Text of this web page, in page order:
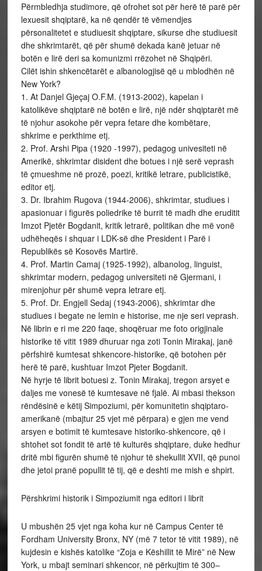
Përmbledhja studimore, që ofrohet sot për herë të parë për
lexuesit shqiptarë, ka në qendër të vëmendjes
përsonalitetet e studiuesit shqiptare, sikurse dhe studiuesit
dhe shkrimtarët, që për shumë dekada kanë jetuar në
botën e lirë deri sa komunizmi rrëzohet në Shqipëri.
Cilët ishin shkencëtarët e albanologjisë që u mblodhën në
New York?
1. At Danjel Gjeçaj O.F.M. (1913-2002), kapelan i
katolikëve shqiptarë në botën e lirë, një ndër shqiptarët më
të njohur asokohe për vepra fetare dhe kombëtare,
shkrime e perkthime etj.
2. Prof. Arshi Pipa (1920 -1997), pedagog univesiteti në
Amerikë, shkrimtar disident dhe botues i një serë veprash
të çmueshme në prozë, poezi, kritikë letrare, publicistikë,
editor etj.
3. Dr. Ibrahim Rugova (1944-2006), shkrimtar, studiues i
apasionuar i figurës poliedrike të burrit të madh dhe eruditit
Imzot Pjetër Bogdanit, kritik letrarë, politikan dhe më vonë
udhëheqës i shquar i LDK-së dhe President i Parë i
Republikës së Kosovës Martirë.
4. Prof. Martin Camaj (1925-1992), albanolog, linguist,
shkrimtar modern, pedagog universiteti në Gjermani, i
mirenjohur për shumë vepra letrare etj.
5. Prof. Dr. Engjell Sedaj (1943-2006), shkrimtar dhe
studiues i begate ne lemin e historise, me nje seri veprash.
Në librin e ri me 220 faqe, shoqëruar me foto origjinale
historike të vitit 1989 dhuruar nga zoti Tonin Mirakaj, janë
përfshirë kumtesat shkencore-historike, që botohen për
herë të parë, kushtuar Imzot Pjeter Bogdanit.
Në hyrje të librit botuesi z. Tonin Mirakaj, tregon arsyet e
daljes me vonesë të kumtesave në fjalë. Ai mbasi thekson
rëndësinë e këtij Simpoziumi, për komunitetin shqiptaro-
amerikanë (mbajtur 25 vjet më përpara) e gjen me vend
arsyen e botimit të kumtesave historiko-shkencore, që i
shtohet sot fondit të artë të kulturës shqiptare, duke hedhur
dritë mbi figurën shumë të njohur të shekullit XVII, që punoi
dhe jetoi pranë popullit të tij, që e deshti me mish e shpirt.
Përshkrimi historik i Simpoziumit nga editori i librit
U mbushën 25 vjet nga koha kur në Campus Center të
Fordham University Bronx, NY (më 7 tetor të vitit 1989), në
kujdesin e kishës katolike “Zoja e Këshillit të Mirë” në New
York, u mbajt seminari shkencor, në përkujtim të 300–